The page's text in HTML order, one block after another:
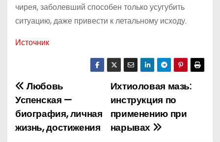
чирея, заболевший способен только усугубить
ситуацию, даже привести к летальному исходу.
Источник
Н
а
в
Ихтиоловая мазь:
инструкция по
применению при
нарывах
Любовь
Успенская —
биография, личная
жизнь, достижения